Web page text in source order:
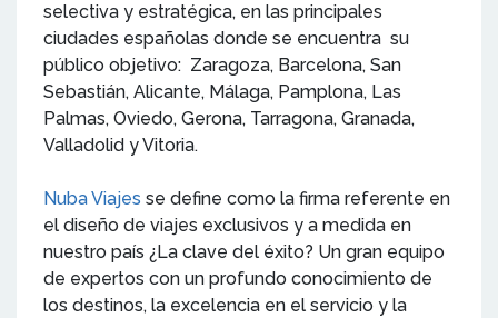
selectiva y estratégica, en las principales
ciudades españolas donde se encuentra su
público objetivo: Zaragoza, Barcelona, San
Sebastián, Alicante, Málaga, Pamplona, Las
Palmas, Oviedo, Gerona, Tarragona, Granada,
Valladolid y Vitoria.
Nuba Viajes se define como la firma referente en
el diseño de viajes exclusivos y a medida en
nuestro país ¿La clave del éxito? Un gran equipo
de expertos con un profundo conocimiento de
los destinos, la excelencia en el servicio y la